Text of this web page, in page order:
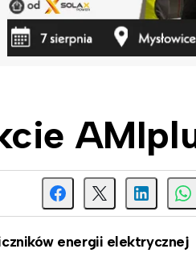
energii elektrycznej